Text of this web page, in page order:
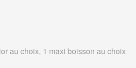
au choix, 1 maxi boisson au choix